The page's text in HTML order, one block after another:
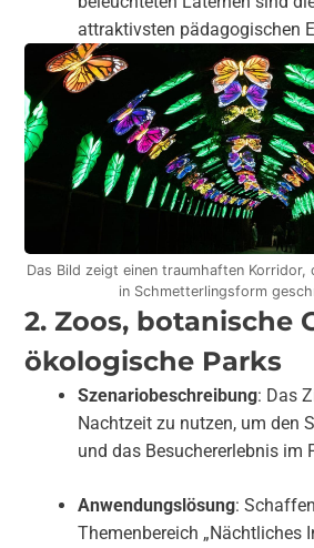
attraktivsten pädagogischen
Das Bild zeigt einen traumhaften Korridor,
in Schmetterlingsform
2. Zoos, botanische
ökologische Parks
Szenariobeschreibung: Das
Nachtzeit zu nutzen, um den
und das Besuchererlebnis im
Anwendungslösung:
Themenbereich „Nächtliches